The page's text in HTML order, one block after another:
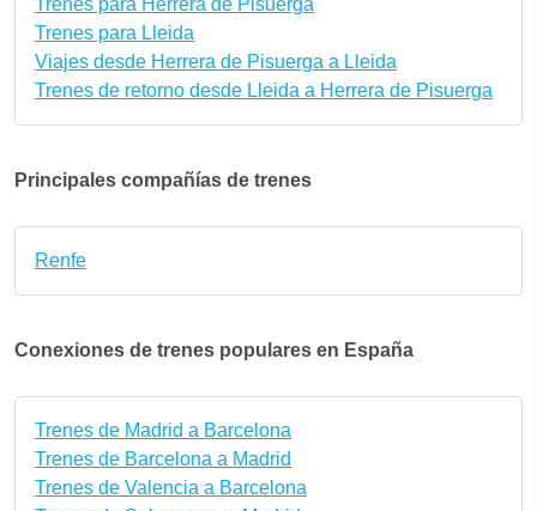
Trenes para Lleida
Viajes desde Herrera de Pisuerga a Lleida
Trenes de retorno desde Lleida a Herrera de Pisuerga
Principales compañías de trenes
Renfe
Conexiones de trenes populares en España
Trenes de Madrid a Barcelona
Trenes de Barcelona a Madrid
Trenes de Valencia a Barcelona